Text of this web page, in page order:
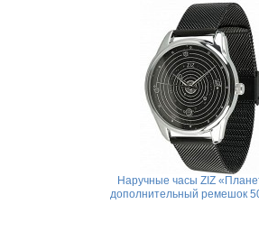
Наручные часы ZIZ
дополнительный ремешок